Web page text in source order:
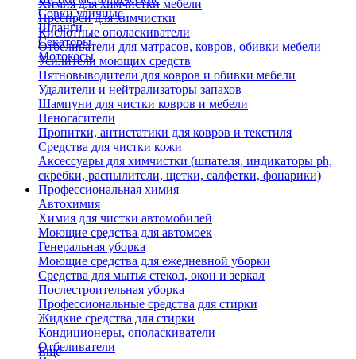
Совки уличные
Шланги
Секаторы
Мотокосы
Химия для химчистки мебели
Преспреи для химчистки
Кислотные ополаскиватели
Отбеливатели для матрасов, ковров, обивки мебели
Усилители моющих средств
Пятновыводители для ковров и обивки мебели
Удалители и нейтрализаторы запахов
Шампуни для чистки ковров и мебели
Пеногасители
Пропитки, антистатики для ковров и текстиля
Средства для чистки кожи
Аксессуары для химчистки (шпателя, индикаторы ph,
скребки, распылители, щетки, салфетки, фонарики)
Профессиональная химия
Автохимия
Химия для чистки автомобилей
Моющие средства для автомоек
Генеральная уборка
Моющие средства для ежедневной уборки
Средства для мытья стекол, окон и зеркал
Послестроительная уборка
Профессиональные средства для стирки
Жидкие средства для стирки
Кондиционеры, ополаскиватели
Отбеливатели
Еще